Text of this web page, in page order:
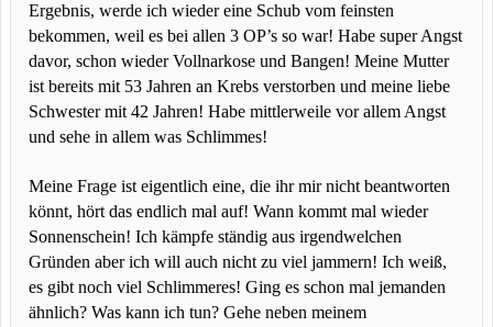
Ergebnis, werde ich wieder eine Schub vom feinsten
bekommen, weil es bei allen 3 OP’s so war! Habe super Angst
davor, schon wieder Vollnarkose und Bangen! Meine Mutter
ist bereits mit 53 Jahren an Krebs verstorben und meine liebe
Schwester mit 42 Jahren! Habe mittlerweile vor allem Angst
und sehe in allem was Schlimmes!
Meine Frage ist eigentlich eine, die ihr mir nicht beantworten
könnt, hört das endlich mal auf! Wann kommt mal wieder
Sonnenschein! Ich kämpfe ständig aus irgendwelchen
Gründen aber ich will auch nicht zu viel jammern! Ich weiß,
es gibt noch viel Schlimmeres! Ging es schon mal jemanden
ähnlich? Was kann ich tun? Gehe neben meinem